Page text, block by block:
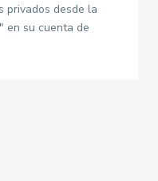
privados desde la
en su cuenta de